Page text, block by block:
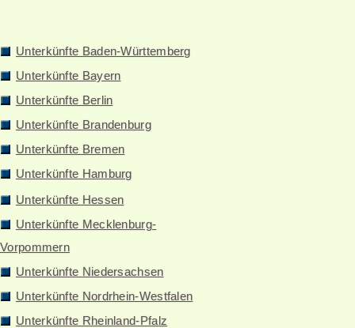
Unterkünfte Baden-Württemberg
Unterkünfte Bayern
Unterkünfte Berlin
Unterkünfte Brandenburg
Unterkünfte Bremen
Unterkünfte Hamburg
Unterkünfte Hessen
Unterkünfte Mecklenburg-
Vorpommern
Unterkünfte Niedersachsen
Unterkünfte Nordrhein-Westfalen
Unterkünfte Rheinland-Pfalz